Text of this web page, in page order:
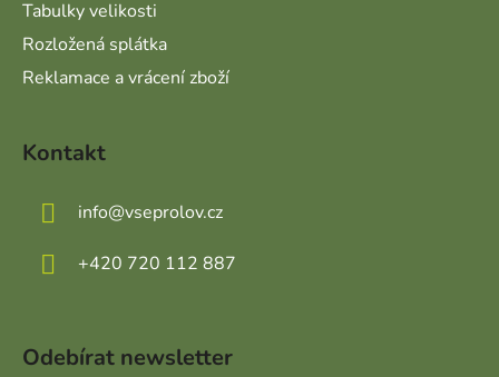
Tabulky velikosti
Rozložená splátka
Reklamace a vrácení zboží
Kontakt
info@vseprolov.cz
+420 720 112 887
Odebírat newsletter